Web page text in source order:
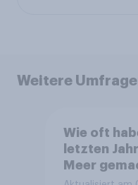
Weitere
Wie oft
letzten
Meer